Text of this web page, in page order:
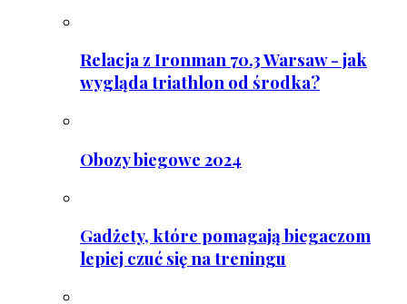
Relacja z Ironman 70.3 Warsaw - jak
wygląda triathlon od środka?
Obozy biegowe 2024
Gadżety, które pomagają biegaczom
lepiej czuć się na treningu